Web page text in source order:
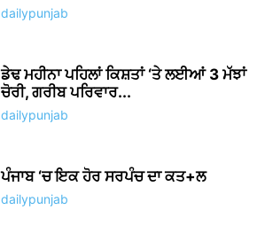
dailypunjab
ਡੇਢ ਮਹੀਨਾ ਪਹਿਲਾਂ ਕਿਸ਼ਤਾਂ ‘ਤੇ ਲਈਆਂ 3 ਮੱਝਾਂ
ਚੋਰੀ, ਗਰੀਬ ਪਰਿਵਾਰ...
dailypunjab
ਪੰਜਾਬ ‘ਚ ਇਕ ਹੋਰ ਸਰਪੰਚ ਦਾ ਕਤ+ਲ
dailypunjab